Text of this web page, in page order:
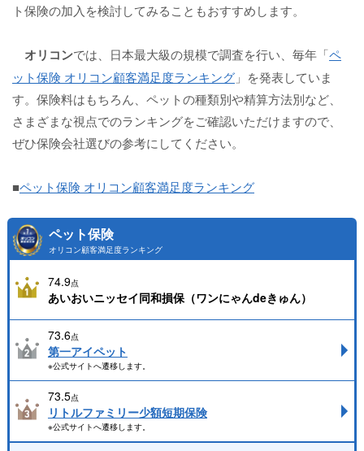
ト保険の加入を検討してみることもおすすめします。
オリコンでは、日本最大級の規模で調査を行い、毎年「ペ
ット保険 オリコン顧客満足度ランキング 」を発表していま
す。保険料はもちろん、ペットの種類別や精算方法別など、
さまざまな視点でのランキングをご確認いただけますので、
ぜひ保険会社選びの参考にしてください。
■ペット保険 オリコン顧客満足度ランキング
ペット保険
オリコン顧客満足度ランキング
74.9点
あいおいニッセイ同和損保（ワンにゃんdeきゅん）
73.6点
第一アイペット
※公式サイトへ遷移します。
73.5点
リトルファミリー少額短期保険
※公式サイトへ遷移します。